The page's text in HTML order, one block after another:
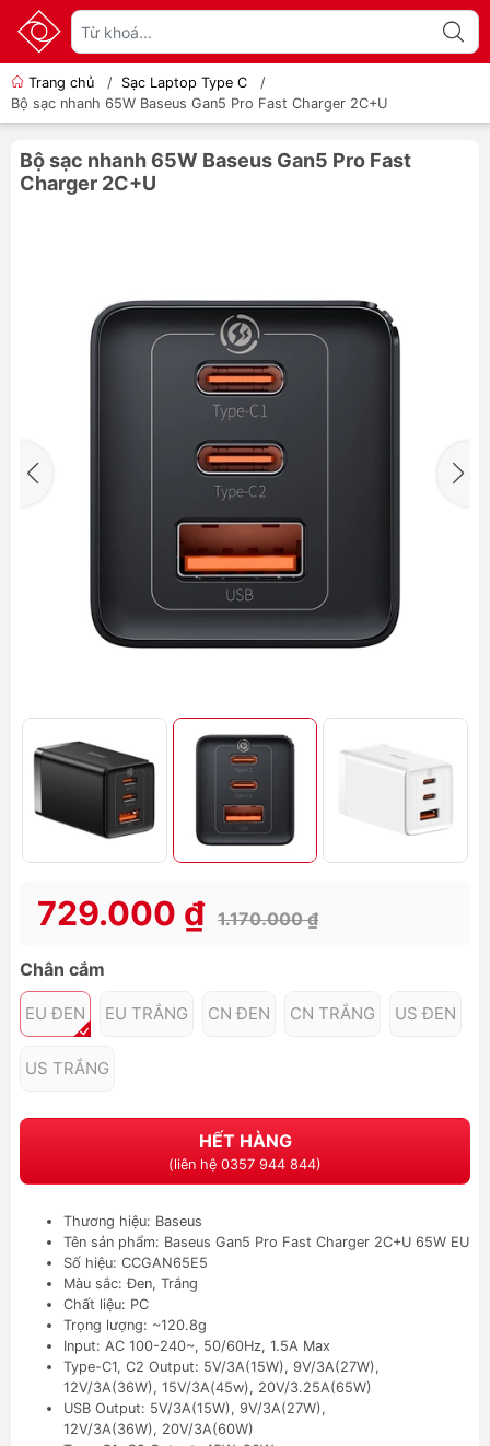
Trang chủ / Sạc Laptop Type C
/
Bộ sạc nhanh 65W Baseus Gan5 Pro Fast Charger 2C+U
Bộ sạc nhanh 65W Baseus Gan5 Pro Fast
Charger 2C+U
729.000 ₫ 1.170.000 ₫
Chân cắm
EU ĐEN EU TRẮNG CN ĐEN CN TRẮNG US ĐEN
US TRẮNG
HẾT HÀNG
(liên hệ 0357 944 844)
Thương hiệu: Baseus
Tên sản phẩm: Baseus Gan5 Pro Fast Charger 2C+U 65W EU
Số hiệu: CCGAN65E5
Màu sắc: Đen, Trắng
Chất liệu: PC
Trọng lượng: ~120.8g
Input: AC 100-240~, 50/60Hz, 1.5A Max
Type-C1, C2 Output: 5V/3A(15W), 9V/3A(27W),
12V/3A(36W), 15V/3A(45w), 20V/3.25A(65W)
USB Output: 5V/3A(15W), 9V/3A(27W),
12V/3A(36W), 20V/3A(60W)